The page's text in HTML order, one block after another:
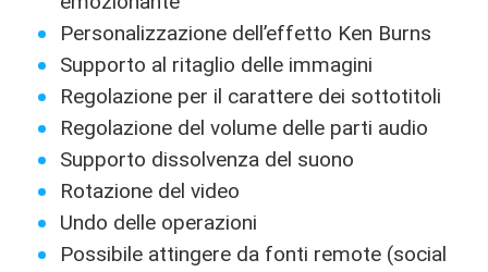
Personalizzazione dell’effetto Ken Burns
Supporto al ritaglio delle immagini
Regolazione per il carattere dei sottotitoli
Regolazione del volume delle parti audio
Supporto dissolvenza del suono
Rotazione del video
Undo delle operazioni
Possibile attingere da fonti remote (social